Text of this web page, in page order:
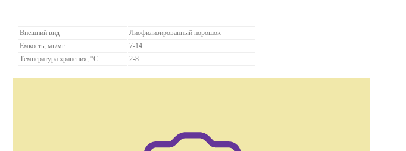
Внешний вид
Лиофилизированный порошок
Емкость, мг/мг
7-14
Температура хранения, °C
2-8